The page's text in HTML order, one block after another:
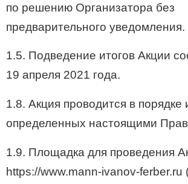
по решению Организатора без
предварительного уведомления.
1.5. Подведение итогов Акции
19 апреля 2021 года.
1.8. Акция проводится в порядке
определенных настоящими
1.9. Площадка для проведения
https://www.mann-ivanov-